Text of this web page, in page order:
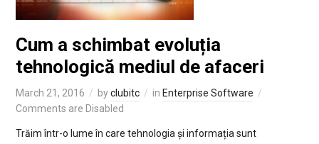
Cum a schimbat evoluția
tehnologică mediul de afaceri
March 21, 2016 byclubitc in Enterprise Software
Comments are Disabled
Trăim într-o lume în care tehnologia și informația sunt